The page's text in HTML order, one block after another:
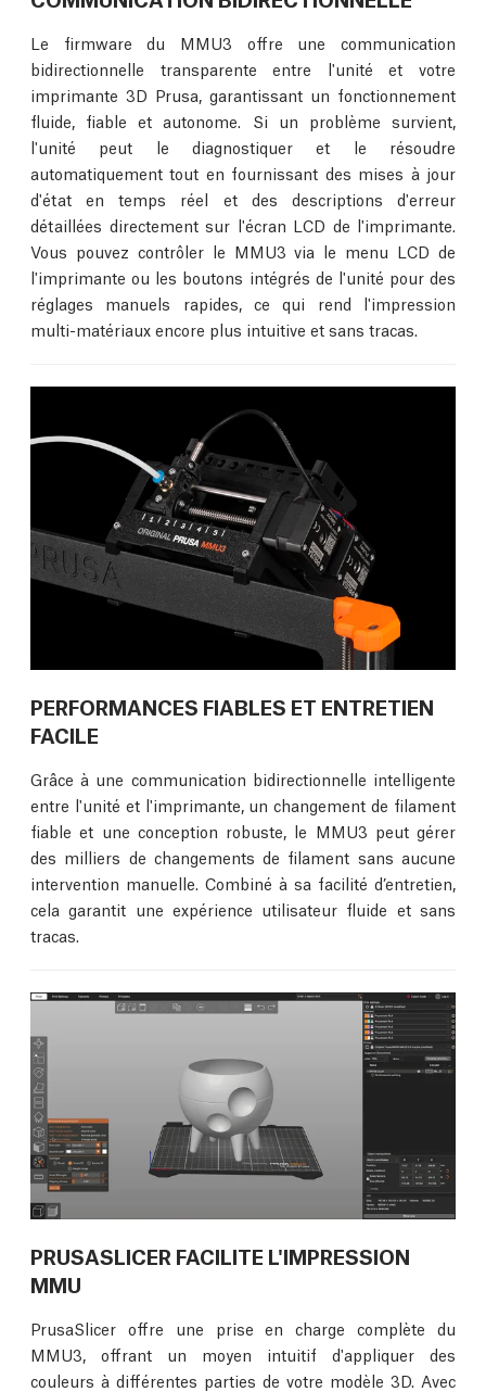
Le firmware du MMU3 offre une communication
bidirectionnelle transparente entre l'unité et votre
imprimante 3D Prusa, garantissant un fonctionnement
fluide, fiable et autonome. Si un problème survient,
l'unité peut le diagnostiquer et le résoudre
automatiquement tout en fournissant des mises à jour
d'état en temps réel et des descriptions d'erreur
détaillées directement sur l'écran LCD de l'imprimante.
Vous pouvez contrôler le MMU3 via le menu LCD de
l'imprimante ou les boutons intégrés de l'unité pour des
réglages manuels rapides, ce qui rend l'impression
multi-matériaux encore plus intuitive et sans tracas.
PERFORMANCES FIABLES ET ENTRETIEN
FACILE
Grâce à une communication bidirectionnelle intelligente
entre l'unité et l'imprimante, un changement de filament
fiable et une conception robuste, le MMU3 peut gérer
des milliers de changements de filament sans aucune
intervention manuelle. Combiné à sa facilité d’entretien,
cela garantit une expérience utilisateur fluide et sans
tracas.
PRUSASLICER FACILITE L'IMPRESSION
MMU
PrusaSlicer offre une prise en charge complète du
MMU3, offrant un moyen intuitif d'appliquer des
couleurs à différentes parties de votre modèle 3D. Avec